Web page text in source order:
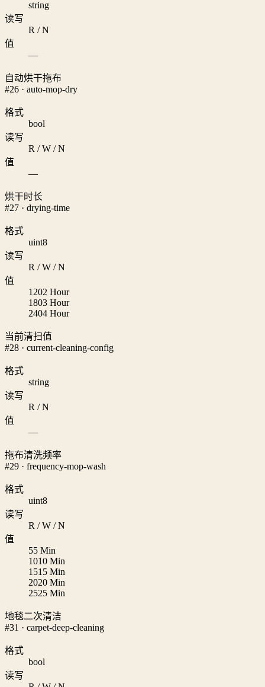
string
读写
R / N
值
—
自动烘干拖布
#26 · auto-mop-dry
格式
bool
读写
R / W / N
值
—
烘干时长
#27 · drying-time
格式
uint8
读写
R / W / N
值
1202 Hour
1803 Hour
2404 Hour
当前清扫值
#28 · current-cleaning-config
格式
string
读写
R / N
值
—
拖布清洗频率
#29 · frequency-mop-wash
格式
uint8
读写
R / W / N
值
55 Min
1010 Min
1515 Min
2020 Min
2525 Min
地毯二次清洁
#31 · carpet-deep-cleaning
格式
bool
读写